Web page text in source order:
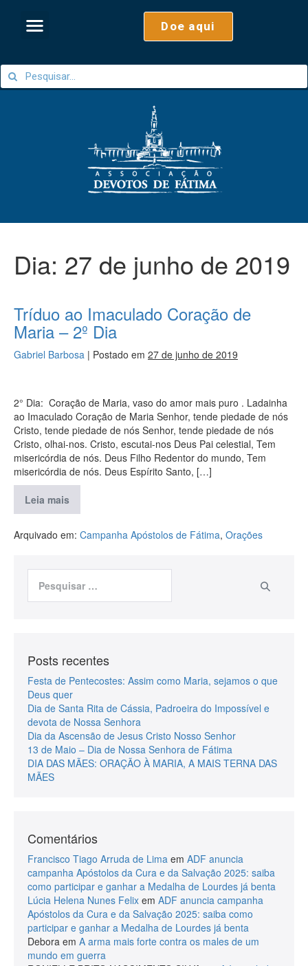
Doe aqui
Dia: 27 de junho de 2019
Tríduo ao Imaculado Coração de
Maria – 2º Dia
Gabriel Barbosa | Postado em 27 de junho de 2019
2° Dia: Coração de Maria, vaso do amor mais puro . Ladainha
ao Imaculado Coração de Maria Senhor, tende piedade de nós
Cristo, tende piedade de nós Senhor, tende piedade de nós
Cristo, olhai-nos. Cristo, escutai-nos Deus Pai celestial, Tem
misericórdia de nós. Deus Filho Redentor do mundo, Tem
misericórdia de nós. Deus Espírito Santo, […]
Leia mais
Arquivado em: Campanha Apóstolos de Fátima, Orações
Posts recentes
Festa de Pentecostes: Assim como Maria, sejamos o que
Deus quer
Dia de Santa Rita de Cássia, Padroeira do Impossível e
devota de Nossa Senhora
Dia da Ascensão de Jesus Cristo Nosso Senhor
13 de Maio – Dia de Nossa Senhora de Fátima
DIA DAS MÃES: ORAÇÃO À MARIA, A MAIS TERNA DAS
MÃES
Comentários
Francisco Tiago Arruda de Lima em ADF anuncia
campanha Apóstolos da Cura e da Salvação 2025: saiba
como participar e ganhar a Medalha de Lourdes já benta
Lúcia Helena Nunes Felix em ADF anuncia campanha
Apóstolos da Cura e da Salvação 2025: saiba como
participar e ganhar a Medalha de Lourdes já benta
Debora em A arma mais forte contra os males de um
mundo em guerra